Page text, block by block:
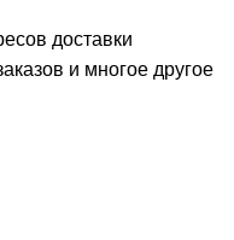
доставки
и многое другое